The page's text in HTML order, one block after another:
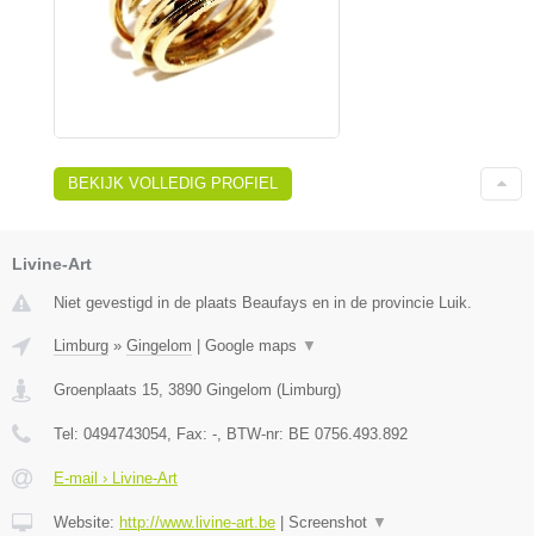
BEKIJK VOLLEDIG PROFIEL
Livine-Art
Niet gevestigd in de plaats Beaufays en in de provincie Luik.
Limburg » Gingelom Google maps ▼
Groenplaats 15 3890 Gingelom ( Limburg)
Tel: 0494743054 , Fax: - , BTW-nr: BE 0756.493.892
E-mail › Livine-Art
Website: http://www.livine-art.be Screenshot ▼